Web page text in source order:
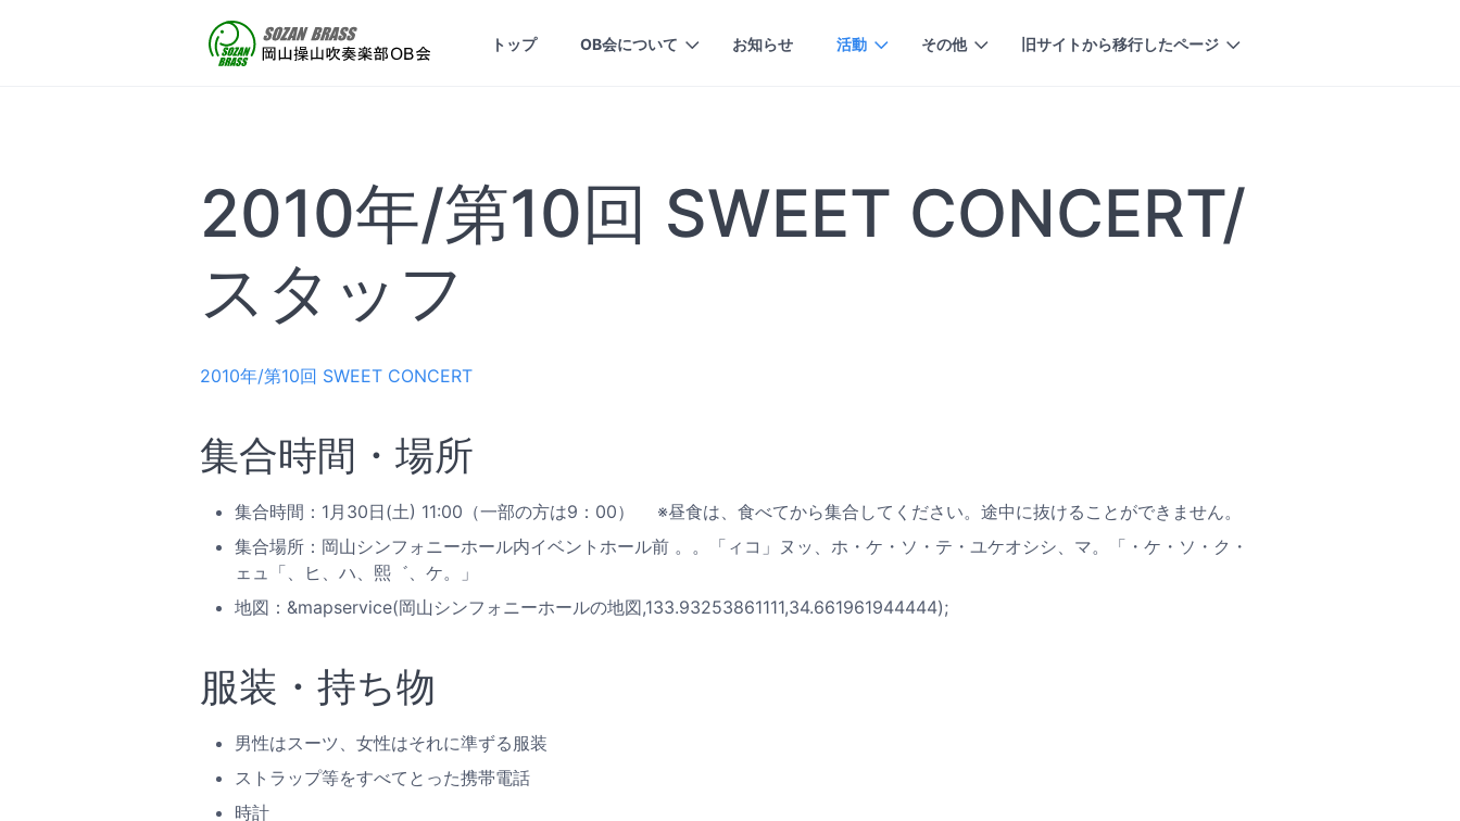
トップ OB会について お知らせ 活動 その他 旧サイトから移行したページ
2010年/第10回 SWEET CONCERT/
スタッフ
2010年/第10回 SWEET CONCERT
集合時間・場所
集合時間：1月30日(土) 11:00（一部の方は9：00） ※昼食は、食べてから集合してください。途中に抜けることができません。
集合場所：岡山シンフォニーホール内イベントホール前 。。「ィコ」ヌッ、ホ・ケ・ソ・テ・ユケオシシ、マ。「・ケ・ソ・ク・
ェュ「、ヒ、ハ、熙゛、ケ。」
地図：&mapservice(岡山シンフォニーホールの地図,133.93253861111,34.661961944444);
服装・持ち物
男性はスーツ、女性はそれに準ずる服装
ストラップ等をすべてとった携帯電話
時計